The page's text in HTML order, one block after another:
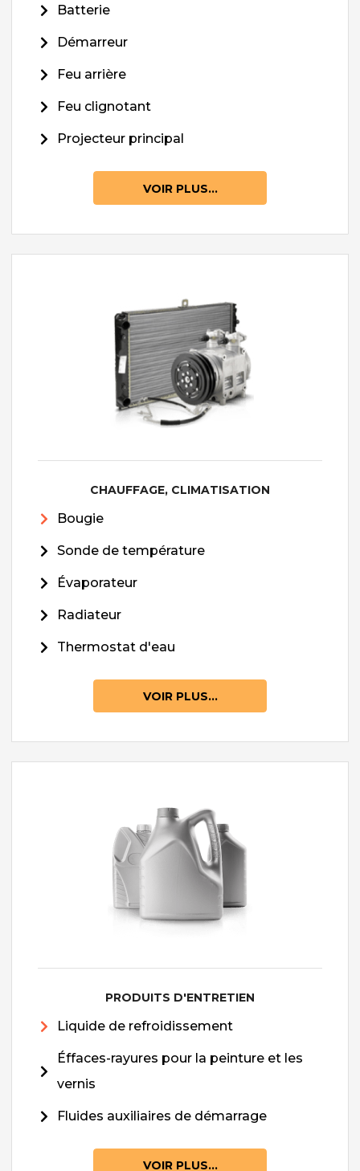
Batterie
Démarreur
Feu arrière
Feu clignotant
Projecteur principal
VOIR PLUS...
CHAUFFAGE, CLIMATISATION
Bougie
Sonde de température
Évaporateur
Radiateur
Thermostat d'eau
VOIR PLUS...
PRODUITS D'ENTRETIEN
Liquide de refroidissement
Éffaces-rayures pour la peinture et les
vernis
Fluides auxiliaires de démarrage
VOIR PLUS...